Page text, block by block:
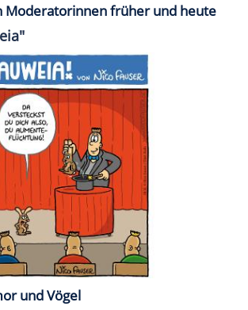
Moderatorinnen früher und heute
und Vögel